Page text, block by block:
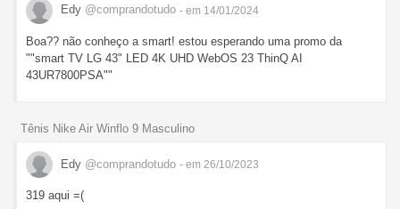
Edy @comprandotudo - em 14/01/2024
Boa?? não conheço a smart! estou esperando uma promo da
""smart TV LG 43" LED 4K UHD WebOS 23 ThinQ AI
43UR7800PSA""
Tênis Nike Air Winflo 9 Masculino
Edy @comprandotudo - em 26/10/2023
319 aqui =(